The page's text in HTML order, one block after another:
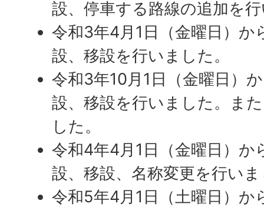
設、停車する路線の追加を
令和3年4月1日（金曜日）か
設、移設を行いました。
令和3年10月1日（金曜日）
設、移設を行いました。ま
した。
令和4年4月1日（金曜日）か
設、移設、名称変更を行い
令和5年4月1日（土曜日）か